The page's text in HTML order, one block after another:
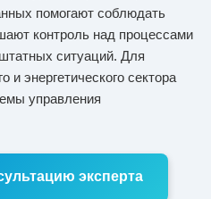
помогают соблюдать
контроль над процессами
ситуаций. Для
энергетического сектора
управления
эксперта